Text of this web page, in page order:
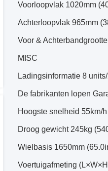
Voorloopvlak 1020mm
Achterloopvlak 965mm
Voor &
MISC
Ladingsinformatie 8
De fabrikanten lopen
Hoogste snelheid 55km/
Droog gewicht 245kg
Wielbasis 1650mm
Voertuigafmeting